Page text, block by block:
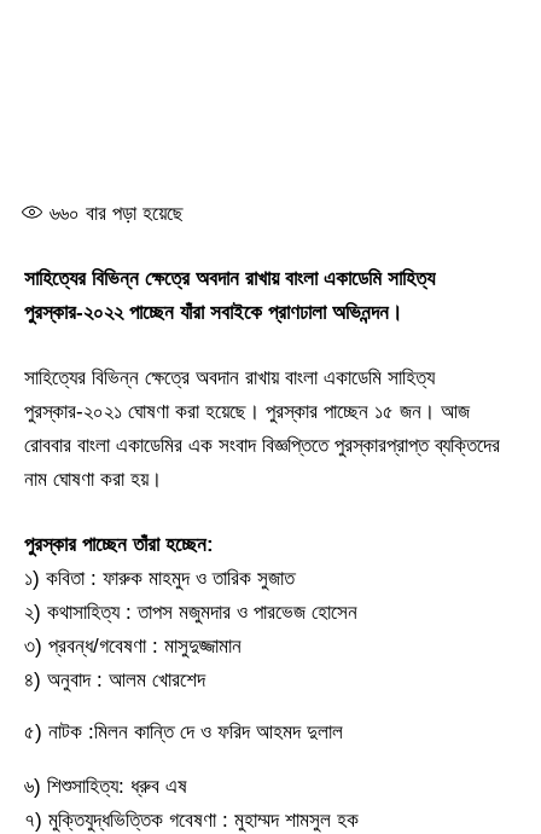
৬৬০ বার পড়া হয়েছে
সাহিত্যের বিভিন্ন ক্ষেত্রে অবদান রাখায় বাংলা একাডেমি সাহিত্য
পুরস্কার-২০২২ পাচ্ছেন যাঁরা সবাইকে প্রাণঢালা অভিনন্দন।
সাহিত্যের বিভিন্ন ক্ষেত্রে অবদান রাখায় বাংলা একাডেমি সাহিত্য
পুরস্কার-২০২১ ঘোষণা করা হয়েছে। পুরস্কার পাচ্ছেন ১৫ জন। আজ
রোববার বাংলা একাডেমির এক সংবাদ বিজ্ঞপ্তিতে পুরস্কারপ্রাপ্ত ব্যক্তিদের
নাম ঘোষণা করা হয়।
পুরস্কার পাচ্ছেন তাঁরা হচ্ছেন:
১) কবিতা : ফারুক মাহমুদ ও তারিক সুজাত
২) কথাসাহিত্য : তাপস মজুমদার ও পারভেজ হোসেন
৩) প্রবন্ধ/গবেষণা : মাসুদুজ্জামান
৪) অনুবাদ : আলম খোরশেদ
৫) নাটক :মিলন কান্তি দে ও ফরিদ আহমদ দুলাল
৬) শিশুসাহিত্য: ধ্রুব এষ
৭) মুক্তিযুদ্ধভিত্তিক গবেষণা : মুহাম্মদ শামসুল হক